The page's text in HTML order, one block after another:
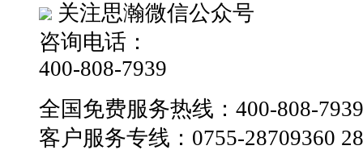
关注思瀚微信公众号
咨询电话：
400-808-7939
全国免费服务热线：400-808-7939
客户服务专线：0755-28709360